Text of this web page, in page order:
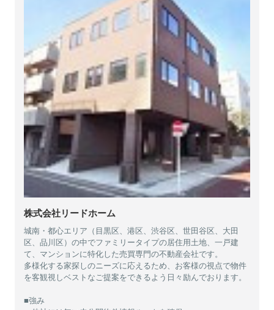
株式会社リードホーム
城南・都心エリア（目黒区、港区、渋谷区、世田谷区、大田
区、品川区）の中でファミリータイプの居住用土地、一戸建
て、マンションに特化した売買専門の不動産会社です。
多様化する家探しのニーズに応えるため、お客様の視点で物件
を客観視しベストなご提案をできるよう日々励んでおります。
■強み